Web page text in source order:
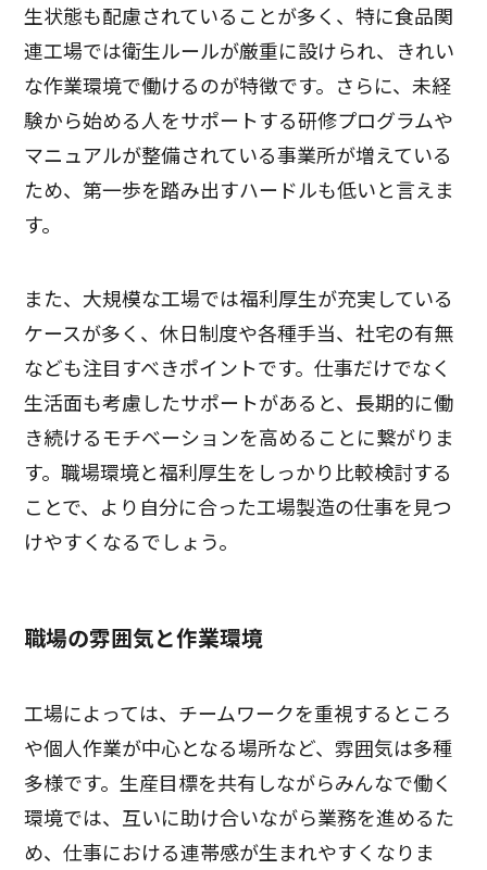
生状態も配慮されていることが多く、特に食品関
連工場では衛生ルールが厳重に設けられ、きれい
な作業環境で働けるのが特徴です。さらに、未経
験から始める人をサポートする研修プログラムや
マニュアルが整備されている事業所が増えている
ため、第一歩を踏み出すハードルも低いと言えま
す。
また、大規模な工場では福利厚生が充実している
ケースが多く、休日制度や各種手当、社宅の有無
なども注目すべきポイントです。仕事だけでなく
生活面も考慮したサポートがあると、長期的に働
き続けるモチベーションを高めることに繋がりま
す。職場環境と福利厚生をしっかり比較検討する
ことで、より自分に合った工場製造の仕事を見つ
けやすくなるでしょう。
職場の雰囲気と作業環境
工場によっては、チームワークを重視するところ
や個人作業が中心となる場所など、雰囲気は多種
多様です。生産目標を共有しながらみんなで働く
環境では、互いに助け合いながら業務を進めるた
め、仕事における連帯感が生まれやすくなりま